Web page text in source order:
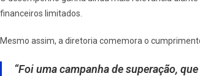
financeiros limitados.
Mesmo assim, a diretoria comemora o
“Foi uma campanha de superação,